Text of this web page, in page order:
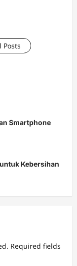
Posts
Smartphone
Kebersihan
Required fields